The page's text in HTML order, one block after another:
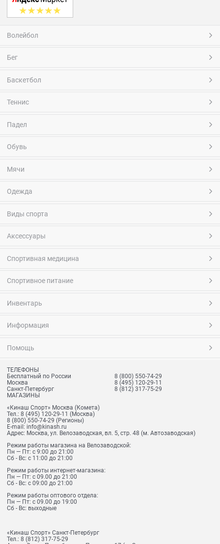
Волейбол
Бег
Баскетбол
Теннис
Падел
Обувь
Мячи
Одежда
Виды спорта
Аксессуары
Спортивная медицина
Спортивное питание
Инвентарь
Информация
Помощь
ТЕЛЕФОНЫ
Бесплатный по России
8 (800) 550-74-29
Москва
8 (495) 120-29-11
Санкт-Петербург
8 (812) 317-75-29
МАГАЗИНЫ
«Кинаш Спорт» Москва (Комета)
Тел.: 8 (495) 120-29-11 (Москва)
8 (800) 550-74-29 (Регионы)
E-mail: info@kinash.ru
Адрес: Москва, ул. Велозаводская, вл. 5, стр. 48 (м. Автозаводская)
Режим работы магазина на Велозаводской:
Пн — Пт: с 9:00 до 21:00
Сб - Вс: с 11:00 до 21:00
Режим работы интернет-магазина:
Пн — Пт: с 09.00 до 21:00
Сб - Вс: с 09:00 до 21:00
Режим работы оптового отдела:
Пн — Пт: с 09.00 до 19:00
Сб - Вс: выходные
«Кинаш Спорт» Санкт-Петербург
Тел.: 8 (812) 317-75-29